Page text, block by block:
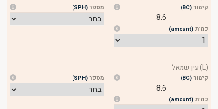
מספר (SPH) קימור (BC)
8.6
כמות (amount)
(L) עין שמאל
מספר (SPH) קימור (BC)
8.6
כמות (amount)